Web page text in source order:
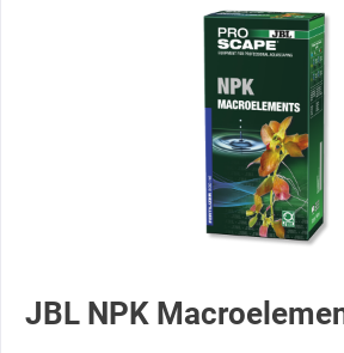
JBL NPK